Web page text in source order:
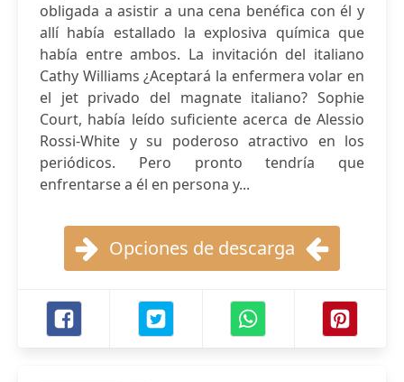
obligada a asistir a una cena benéfica con él y
allí había estallado la explosiva química que
había entre ambos. La invitación del italiano
Cathy Williams ¿Aceptará la enfermera volar en
el jet privado del magnate italiano? Sophie
Court, había leído suficiente acerca de Alessio
Rossi-White y su poderoso atractivo en los
periódicos. Pero pronto tendría que
enfrentarse a él en persona y...
Opciones de descarga